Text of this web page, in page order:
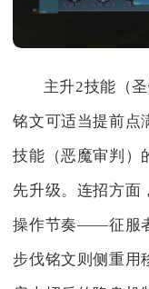
主升2技能（
铭文可适当提前点
技能（恶魔审判）
先升级。连招方面
操作节奏——征服
步伐铭文则侧重用